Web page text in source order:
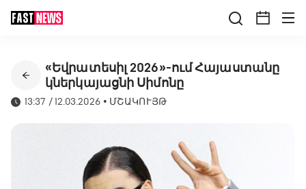
«Եվրատեսիլ 2026»-ում Հայաստանը
կներկայացնի Սիմոնը
13:37 / 12.03.2026 • ՄՇԱԿՈՒՅԹ